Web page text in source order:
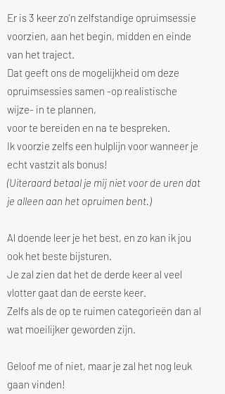
Er is 3 keer zo'n zelfstandige opruimsessie
voorzien, aan het begin, midden en einde
van het traject.
Dat geeft ons de mogelijkheid om deze
opruimsessies samen -op realistische
wijze- in te plannen,
voor te bereiden en na te bespreken.
Ik voorzie zelfs een hulplijn voor wanneer je
echt vastzit als bonus!
(Uiteraard betaal je mij niet voor de uren dat
je alleen aan het opruimen bent.)
Al doende leer je het best, en zo kan ik jou
ook het beste bijsturen.
Je zal zien dat het de derde keer al veel
vlotter gaat dan de eerste keer.
Zelfs als de op te ruimen categorieën dan al
wat moeilijker geworden zijn.
Geloof me of niet, maar je zal het nog leuk
gaan vinden!